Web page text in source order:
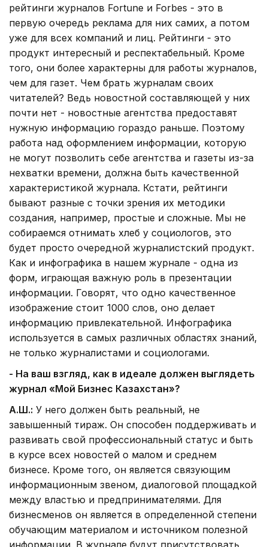
рейтинги журналов Fortune и Forbes - это в
первую очередь реклама для них самих, а потом
уже для всех компаний и лиц. Рейтинги - это
продукт интересный и респектабельный. Кроме
того, они более характерны для работы журналов,
чем для газет. Чем брать журналам своих
читателей? Ведь новостной составляющей у них
почти нет - новостные агентства предоставят
нужную информацию гораздо раньше. Поэтому
работа над оформлением информации, которую
не могут позволить себе агентства и газеты из-за
нехватки времени, должна быть качественной
характеристикой журнала. Кстати, рейтинги
бывают разные с точки зрения их методики
создания, например, простые и сложные. Мы не
собираемся отнимать хлеб у социологов, это
будет просто очередной журналистский продукт.
Как и инфографика в нашем журнале - одна из
форм, играющая важную роль в презентации
информации. Говорят, что одно качественное
изображение стоит 1000 слов, оно делает
информацию привлекательной. Инфографика
используется в самых различных областях знаний,
не только журналистами и социологами.
- На ваш взгляд, как в идеале должен выглядеть
журнал «Мой Бизнес Казахстан»?
А.Ш.: У него должен быть реальный, не
завышенный тираж. Он способен поддерживать и
развивать свой профессиональный статус и быть
в курсе всех новостей о малом и среднем
бизнесе. Кроме того, он является связующим
информационным звеном, диалоговой площадкой
между властью и предпринимателями. Для
бизнесменов он является в определенной степени
обучающим материалом и источником полезной